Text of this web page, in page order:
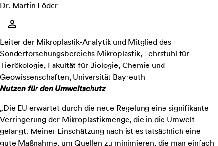
Dr. Martin Löder
Leiter der Mikroplastik-Analytik und Mitglied des
Sonderforschungsbereichs Mikroplastik, Lehrstuhl für
Tierökologie, Fakultät für Biologie, Chemie und
Geowissenschaften, Universität Bayreuth
Nutzen für den Umweltschutz
„Die EU erwartet durch die neue Regelung eine signifikante
Verringerung der Mikroplastikmenge, die in die Umwelt
gelangt. Meiner Einschätzung nach ist es tatsächlich eine
gute Maßnahme, um Quellen zu minimieren, die man einfach